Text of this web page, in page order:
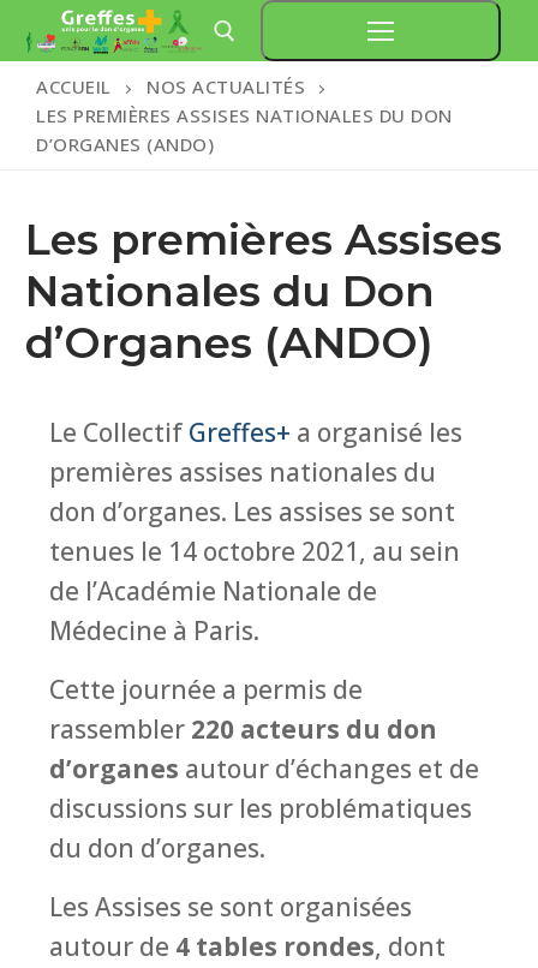
au
contenu
ACCUEIL
NOS ACTUALITÉS
LES PREMIÈRES ASSISES NATIONALES DU DON
D’ORGANES (ANDO)
Les premières Assises
Nationales du Don
d’Organes (ANDO)
Le Collectif Greffes+ a organisé les
premières assises nationales du
don d’organes. Les assises se sont
tenues le 14 octobre 2021, au sein
de l’Académie Nationale de
Médecine à Paris.
Cette journée a permis de
rassembler 220 acteurs du don
d’organes autour d’échanges et de
discussions sur les problématiques
du don d’organes.
Les Assises se sont organisées
autour de 4 tables rondes, dont